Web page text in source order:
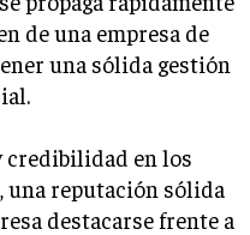
de una empresa de
una sólida gestión
credibilidad en los
una reputación sólida
destacarse frente a